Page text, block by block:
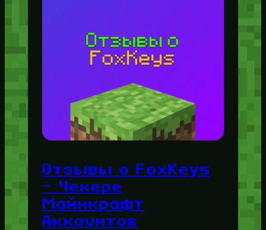
Отзывы о FoxKeys
— Чекере
Майнкрафт
Аккаунтов